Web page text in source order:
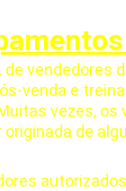
de
venda e
vezes,
de